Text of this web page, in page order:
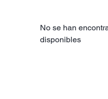
No se han
disponibles